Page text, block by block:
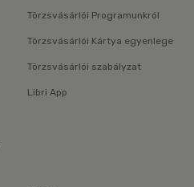
Törzsvásárlói Programunkról
Törzsvásárlói Kártya egyenlege
Törzsvásárlói szabályzat
Libri App